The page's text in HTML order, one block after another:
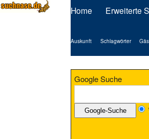
Home Erweiterte
Auskunft Schlagwörter
Google Suche